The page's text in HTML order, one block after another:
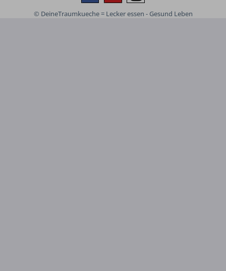
© DeineTraumkueche = Lecker essen - Gesund Leben